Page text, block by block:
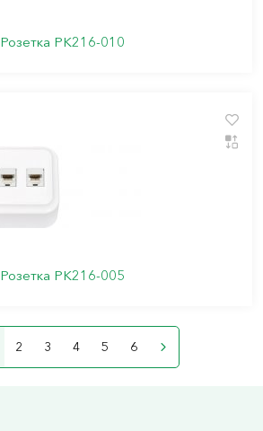
Розетка РК216-010
Розетка РК216-005
2 3 4 5 6